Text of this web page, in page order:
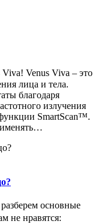
Venus Viva – это
лица и тела. ⠀
благодаря
излучения
SmartScan™.
основные
не нравятся: